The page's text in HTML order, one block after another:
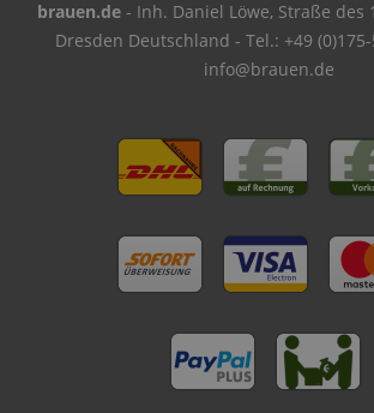
brauen.de- Inh. Daniel Löwe, Straße des
Dresden Deutschland - Tel.: +49
info@brauen.de